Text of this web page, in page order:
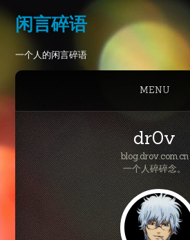
闲言碎语
一个人的闲言碎语
MENU
dr0v
blog.drov.com.cn
一个人碎碎念。